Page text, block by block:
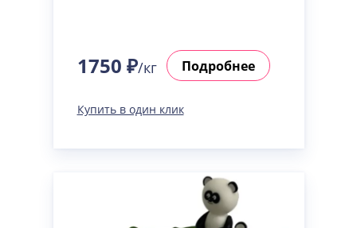
1750 ₽/кг Подробнее
Купить в один клик